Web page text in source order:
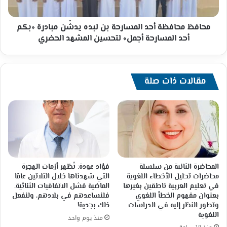
مبادرة
«بكم
أحد
لتحسين
الحضري
محافظ محافظة أحد المسارحة بن لبده يدشّن مبادرة «بكم
أحد المسارحة أجمل» لتحسين المشهد الحضري
مقالات ذات صلة
المحاضرة الثانية من سلسلة
محاضرات تحليل الأخطاء اللغوية
في تعليم العربية ناطقين بغيرها
بعنوان مفهوم الخطأ اللغوي
وتطور النظر إليه في الدراسات
اللغوية
فؤاد عودة: تُظهر أزمات الهجرة
التي شهدناها خلال الثلاثين عامًا
الماضية فشل الاتفاقيات الثنائية.
فلنساعدهم في بلادهم، ولنفعل
ذلك بجدية!
منذ يوم واحد